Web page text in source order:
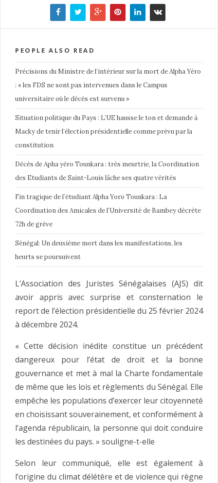
PEOPLE ALSO READ
Précisions du Ministre de l’intérieur sur la mort de Alpha Yéro
: « les FDS ne sont pas intervenues dans le Campus
universitaire où le décès est survenu »
Situation politique du Pays : L’UE hausse le ton et demande à
Macky de tenir l’élection présidentielle comme prévu par la
constitution
Décès de Apha yéro Tounkara : très meurtrie, la Coordination
des Etudiants de Saint-Louis lâche ses quatre vérités
Fin tragique de l’étudiant Alpha Yoro Tounkara : La
Coordination des Amicales de l’Université de Bambey décrète
72h de grève
Sénégal: Un deuxième mort dans les manifestations, les
heurts se poursuivent
L’Association des Juristes Sénégalaises (AJS) dit
avoir appris avec surprise et consternation le
report de l’élection présidentielle du 25 février 2024
à décembre 2024.
« Cette décision inédite constitue un précédent
dangereux pour l’état de droit et la bonne
gouvernance et met à mal la Charte fondamentale
de même que les lois et règlements du Sénégal. Elle
empêche les populations d’exercer leur citoyenneté
en choisissant souverainement, et conformément à
l’agenda républicain, la personne qui doit conduire
les destinées du pays. » souligne-t-elle
Selon leur communiqué, elle est également à
l’origine du climat délétère et de violence qui règne